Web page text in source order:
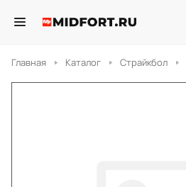
Главная Каталог Страйкбол